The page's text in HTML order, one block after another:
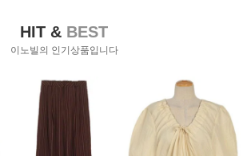
HIT & BEST
이노빌의 인기상품입니다